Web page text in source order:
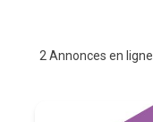
2 Annonces en ligne